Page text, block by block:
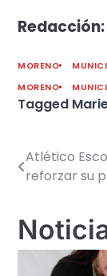
MORENO
MORENO
Tagged
entradas
Atlético
reforzar su